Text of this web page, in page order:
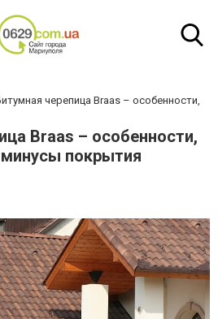
черепица Braas – особенности,
Braas – особенности,
покрытия